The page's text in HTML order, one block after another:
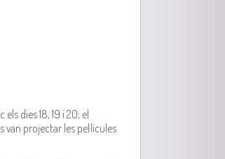
dies 18, 19 i 20; el
van projectar les pel·lícules